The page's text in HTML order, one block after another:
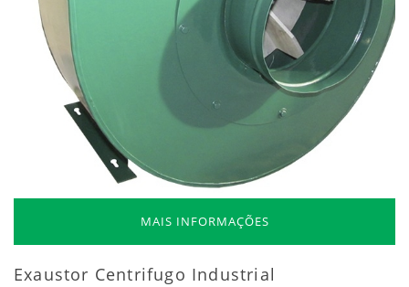
MAIS INFORMAÇÕES
Exaustor Centrifugo Industrial